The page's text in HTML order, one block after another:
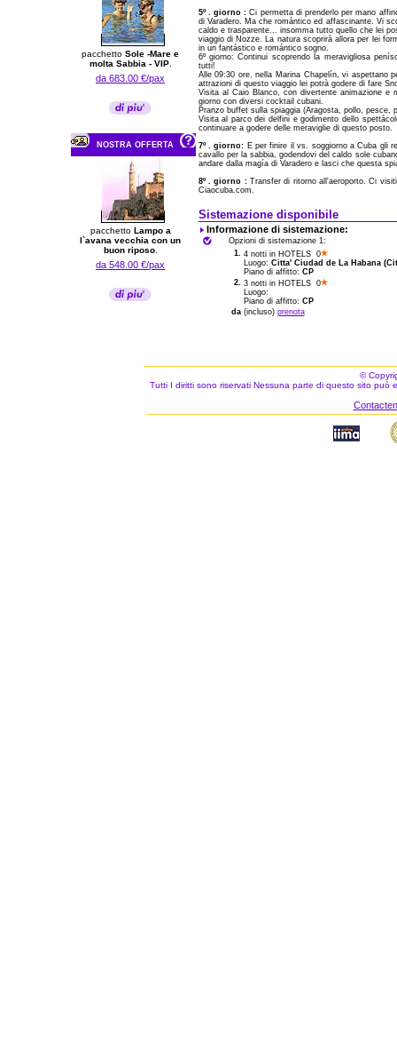
pacchetto Sole -Mare e
molta Sabbia - VIP.
da 683.00 €/pax
NOSTRA OFFERTA
pacchetto Lampo a
l`avana vecchia con un
buon riposo.
da 548.00 €/pax
5º . giorno : Ci permetta di prenderlo per mano
di Varadero. Ma che romántico ed affascinante. Vi
caldo e trasparente... insomma tutto quello che lei
viaggio di Nozze. La natura scoprirà allora per lei
in un fantástico e romántico sogno.
6º giorno: Continui scoprendo la meravigliosa
tutti!
Alle 09:30 ore. nella Marina Chapelín, vi aspettano
attrazioni di questo viaggio lei potrà godere di fare
Visita al Caio Blanco, con divertente animazione
giorno con diversi cocktail cubani.
Pranzo buffet sulla spiaggia (Aragosta, pollo,
Visita al parco dei delfini e godimento dello
continuare a godere delle meraviglie di questo posto.
7º . giorno: E per finire il vs. soggiorno a Cuba gli
cavallo per la sabbia, godendovi del caldo sole
andare dalla magía di Varadero e lasci che questa
8º . giorno :Transfer di ritorno all'aeroporto. Ci
Ciaocuba.com.
Sistemazione disponibile
Informazione di sistemazione:
Opzioni di sistemazione 1:
1. 4 notti in HOTELS 0
Luogo: Citta' Ciudad de La Habana
Piano di affitto: CP
2. 3 notti in HOTELS 0
Luogo:
Piano di affitto: CP
da(incluso) prenota
©
Tutti I diritti sono riservati Nessuna parte di questo sito